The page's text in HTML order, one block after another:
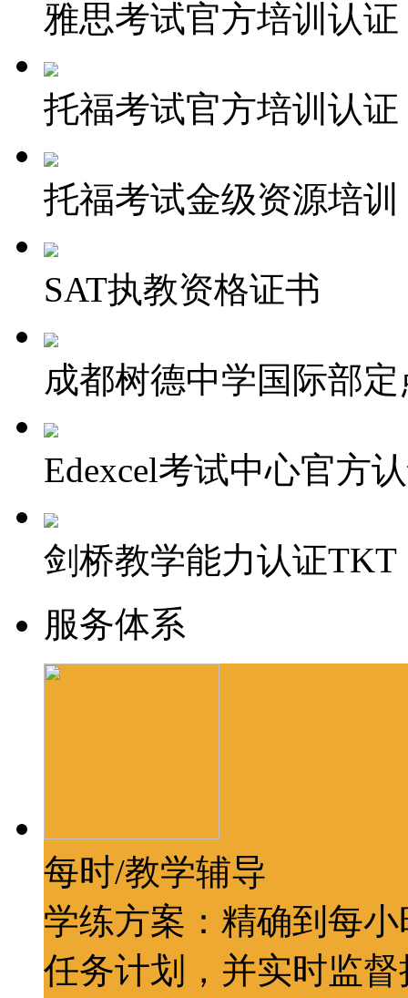
雅思考试官方培训认证
托福考试官方培训认证
托福考试金级资源培训
SAT执教资格证书
成都树德中学国际部
Edexcel考试中心官方
剑桥教学能力认证TKT
服务体系
每时/教学辅导
学练方案：精确到每
任务计划，并实时监督